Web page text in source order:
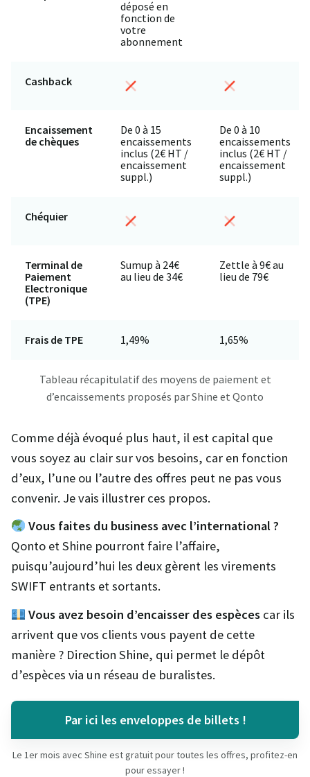
déposé en
fonction de
votre
abonnement
Cashback
Encaissement
de chèques
De 0 à 15
encaissements
inclus (2€ HT /
encaissement
suppl.)
De 0 à 10
encaissements
inclus (2€ HT /
encaissement
suppl.)
Chéquier
Terminal de
Paiement
Electronique
(TPE)
Sumup à 24€
au lieu de 34€
Zettle à 9€ au
lieu de 79€
Frais de TPE 1,49% 1,65%
Tableau récapitulatif des moyens de paiement et
d’encaissements proposés par Shine et Qonto
Comme déjà évoqué plus haut, il est capital que
vous soyez au clair sur vos besoins, car en fonction
d’eux, l’une ou l’autre des offres peut ne pas vous
convenir. Je vais illustrer ces propos.
Vous faites du business avec l’international ?
Qonto et Shine pourront faire l’affaire,
puisqu’aujourd’hui les deux gèrent les virements
SWIFT entrants et sortants.
Vous avez besoin d’encaisser des espèces car ils
arrivent que vos clients vous payent de cette
manière ? Direction Shine, qui permet le dépôt
d’espèces via un réseau de buralistes.
Par ici les enveloppes de billets !
Le 1er mois avec Shine est gratuit pour toutes les offres, profitez-en
pour essayer !